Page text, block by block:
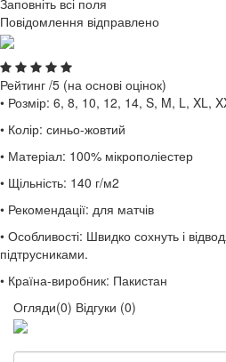
Заповніть всі поля
Повідомлення відправлено
Рейтинг /5 (на основі оцінок)
• Розмір: 6, 8, 10, 12, 14, S, M, L, XL,
• Колір: синьо-жовтий
• Матеріал: 100% мікрополіестер
• Щільність: 140 г/м2
• Рекомендації: для матчів
• Особливості: Швидко сохнуть і
підтрусниками.
• Країна-виробник: Пакистан
Огляди(0) Відгуки (0)